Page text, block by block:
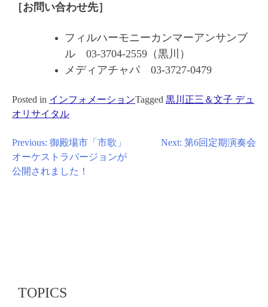
［お問い合わせ先］
フィルハーモニーカンマーアンサンブ
ル 03-3704-2559（黒川）
メディアチャパ 03-3727-0479
Posted in インフォメーションTagged 黒川正三＆文子 デュ
オリサイタル
投
稿
ナ
ン
Previous: 御殿場市「市歌」
オーケストラバージョンが
公開されました！
Next: 第6回定期演奏会
TOPICS